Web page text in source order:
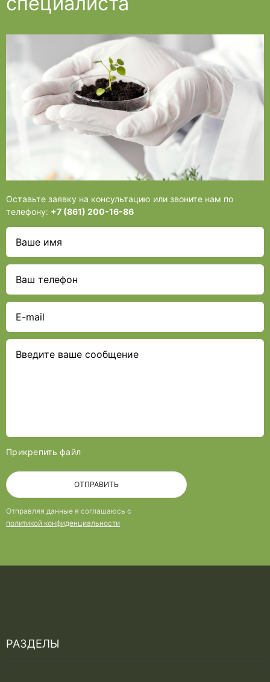
Оставьте заявку на консультацию или звоните нам по
телефону: +7 (861) 200-16-86
Прикрепить файл
ОТПРАВИТЬ
Отправляя данные я соглашаюсь с
политикой конфиденциальности
РАЗДЕЛЫ